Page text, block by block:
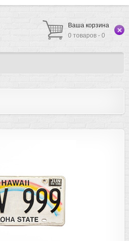
Ваша корзина
0 товаров - 0